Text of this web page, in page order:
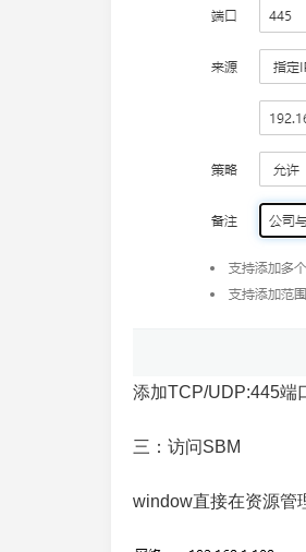
添加TCP/UDP:445端
三：访问SBM
window直接在资源管